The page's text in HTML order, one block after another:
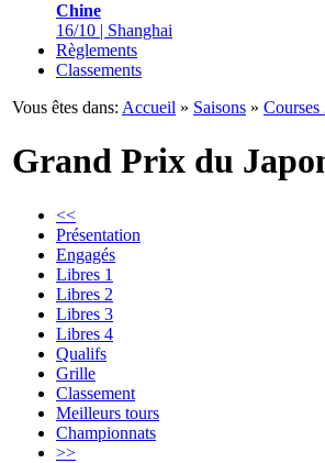
Chine
16/10 | Shanghai
Règlements
Classements
Vous êtes dans: Accueil » Saisons » Courses
Grand Prix du
<<
Présentation
Engagés
Libres 1
Libres 2
Libres 3
Libres 4
Qualifs
Grille
Classement
Meilleurs tours
Championnats
>>